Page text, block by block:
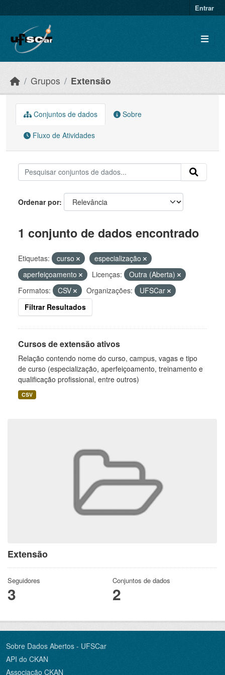
Entrar
Grupos Extensão
Extensão
Seguidores
3
Conjuntos de dados
2
Conjuntos de dados Sobre
Fluxo de Atividades
Ordenar por
1 conjunto de dados encontrado
Etiquetas: curso
especialização
aperfeiçoamento
Licenças:
Outra (Aberta)
Formatos:
CSV Organizações:
UFSCar
Filtrar Resultados
Cursos de extensão ativos
Relação contendo nome do curso, campus, vagas e tipo
de curso (especialização, aperfeiçoamento, treinamento e
qualificação profissional, entre outros)
CSV
Sobre Dados Abertos - UFSCar
API do CKAN
Associação CKAN